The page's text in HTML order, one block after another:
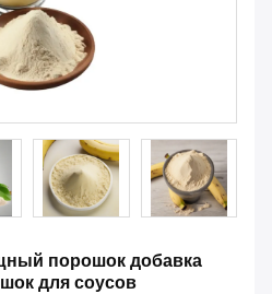
порошок добавка
для соусов